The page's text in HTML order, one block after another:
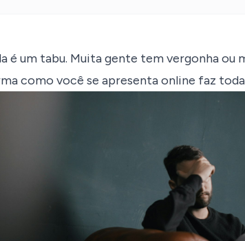
é um tabu. Muita gente tem vergonha ou
como você se apresenta online faz